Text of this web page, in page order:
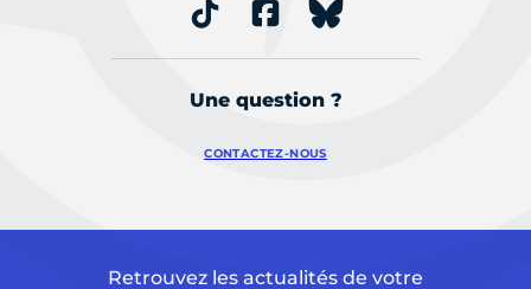
Une question ?
CONTACTEZ-NOUS
Retrouvez les actualités de votre